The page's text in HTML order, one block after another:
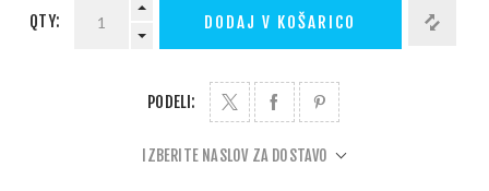
QTY: DODAJ V KOŠARICO
PODELI:
IZBERITE NASLOV ZA DOSTAVO